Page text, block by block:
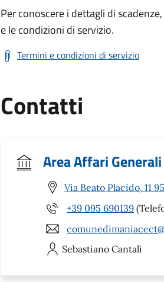
Per conoscere i dettagli di
e le condizioni di servizio.
Termini e condizioni di servizio
Contatti
Area Affari Generali
Via Beato Placido, 11
+39 095 690139
Sebastiano Cantali